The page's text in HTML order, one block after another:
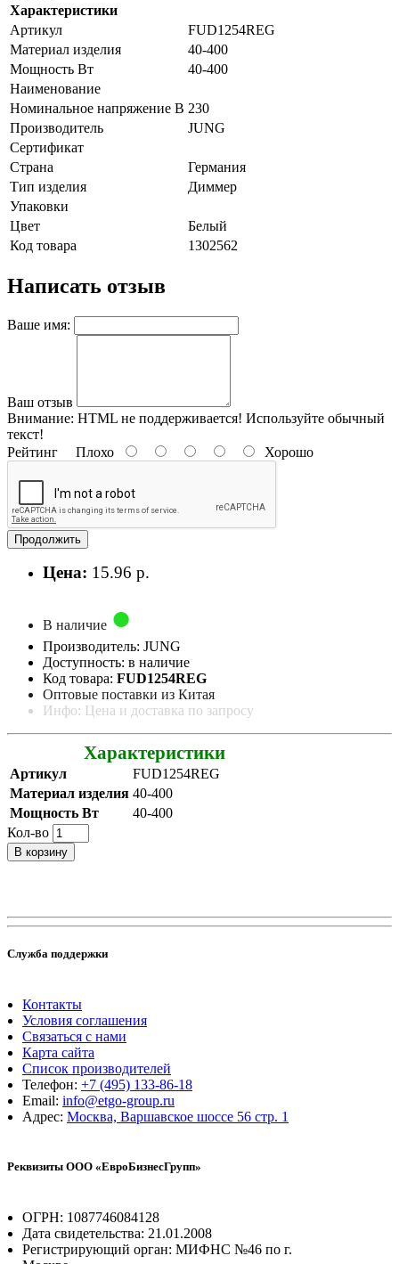
Характеристики
Артикул
FUD1254REG
Материал изделия
40-400
Мощность Вт
40-400
Наименование
Номинальное напряжение В 230
Производитель
JUNG
Сертификат
Страна
Германия
Тип изделия
Диммер
Упаковки
Цвет
Белый
Код товара
1302562
Написать отзыв
Ваше имя:
Ваш отзыв
Внимание: HTML не поддерживается! Используйте обычный
текст!
Рейтинг Плохо Хорошо
Продолжить
Цена: 15.96 р.
В наличие
Производитель: JUNG
Доступность: в наличие
Код товара: FUD1254REG
Оптовые поставки из Китая
Инфо: Цена и доставка по запросу
Характеристики
Артикул
FUD1254REG
Материал изделия 40-400
Мощность Вт
40-400
Кол-во
В корзину
Служба поддержки
Контакты
Условия соглашения
Связаться с нами
Карта сайта
Список производителей
Телефон: +7 (495) 133-86-18
Email: info@etgo-group.ru
Адрес: Москва, Варшавское шоссе 56 стр. 1
Реквизиты ООО «ЕвроБизнесГрупп»
ОГРН: 1087746084128
Дата свидетельства: 21.01.2008
Регистрирующий орган: МИФНС №46 по г.